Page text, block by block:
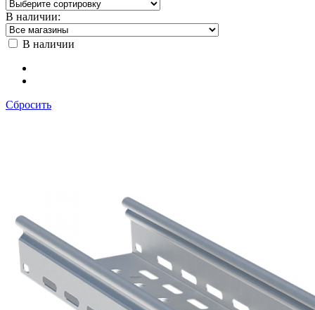
В наличии:
В наличии
Сбросить